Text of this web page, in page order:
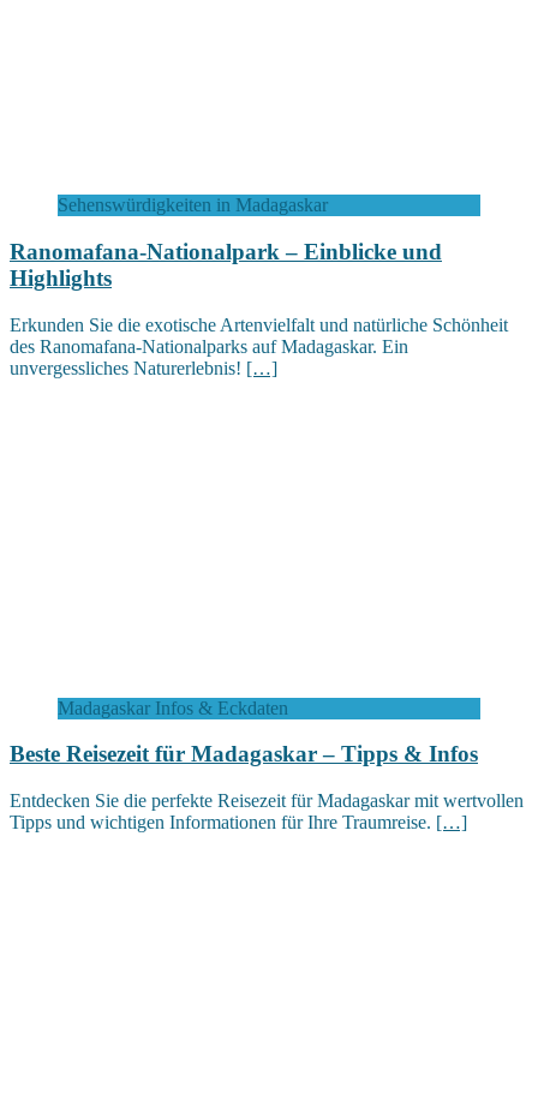
Sehenswürdigkeiten in Madagaskar
Ranomafana-Nationalpark – Einblicke und
Highlights
Erkunden Sie die exotische Artenvielfalt und natürliche Schönheit
des Ranomafana-Nationalparks auf Madagaskar. Ein
unvergessliches Naturerlebnis! […]
Madagaskar Infos & Eckdaten
Beste Reisezeit für Madagaskar – Tipps & Infos
Entdecken Sie die perfekte Reisezeit für Madagaskar mit wertvollen
Tipps und wichtigen Informationen für Ihre Traumreise. […]